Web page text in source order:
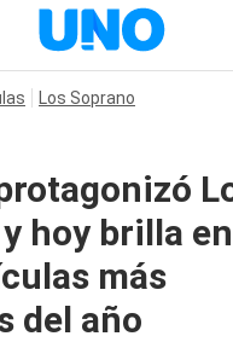
Los Soprano
hoy brilla
más
del año